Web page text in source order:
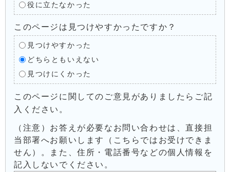
役に立たなかった
このページは見つけやすかったですか？
見つけやすかった
どちらともいえない
見つけにくかった
このページに関してのご意見がありましたらご記
入ください。
（注意）お答えが必要なお問い合わせは、直接担
当部署へお願いします（こちらではお受けできま
せん）。また、住所・電話番号などの個人情報を
記入しないでください。